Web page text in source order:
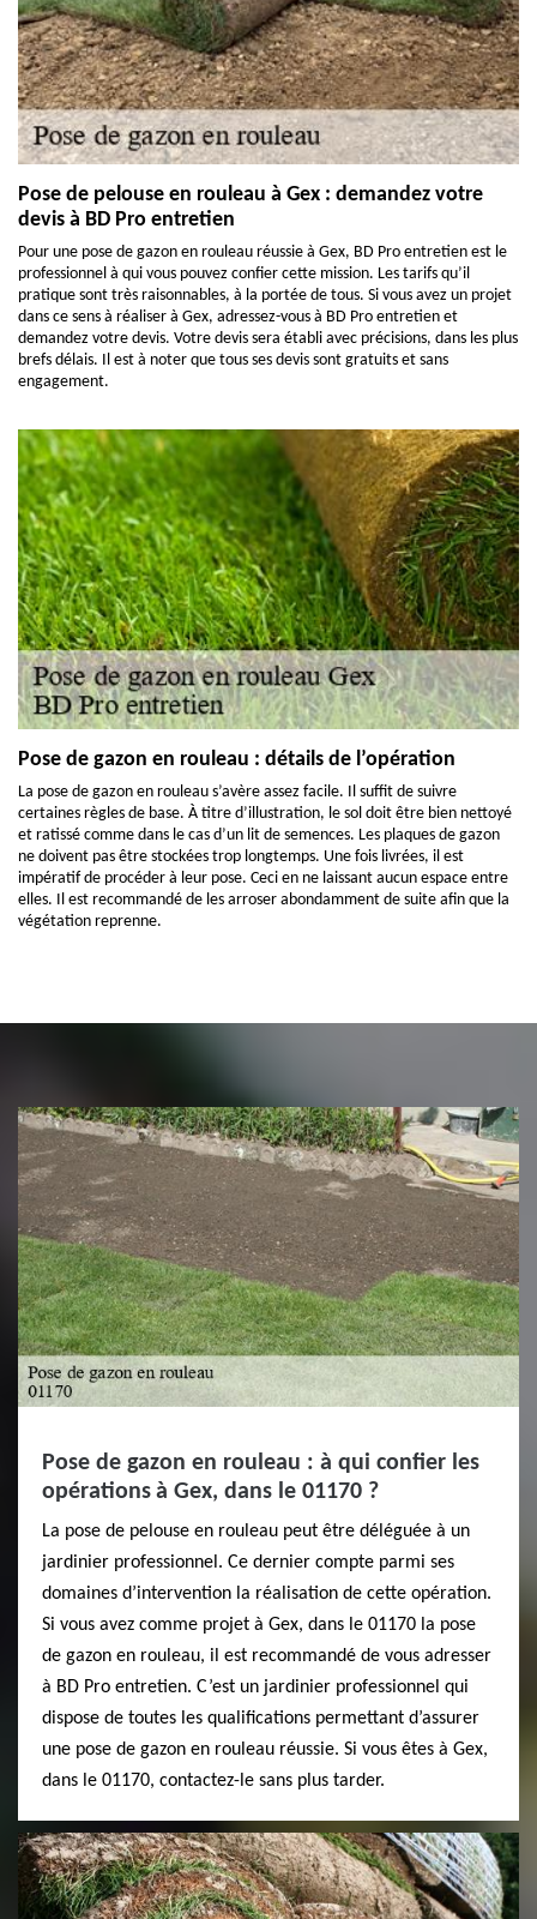
Pose de pelouse en rouleau à Gex : demandez votre
devis à BD Pro entretien
Pour une pose de gazon en rouleau réussie à Gex, BD Pro entretien est le
professionnel à qui vous pouvez confier cette mission. Les tarifs qu’il
pratique sont très raisonnables, à la portée de tous. Si vous avez un projet
dans ce sens à réaliser à Gex, adressez-vous à BD Pro entretien et
demandez votre devis. Votre devis sera établi avec précisions, dans les plus
brefs délais. Il est à noter que tous ses devis sont gratuits et sans
engagement.
Pose de gazon en rouleau : détails de l’opération
La pose de gazon en rouleau s’avère assez facile. Il suffit de suivre
certaines règles de base. À titre d’illustration, le sol doit être bien nettoyé
et ratissé comme dans le cas d’un lit de semences. Les plaques de gazon
ne doivent pas être stockées trop longtemps. Une fois livrées, il est
impératif de procéder à leur pose. Ceci en ne laissant aucun espace entre
elles. Il est recommandé de les arroser abondamment de suite afin que la
végétation reprenne.
Pose de gazon en rouleau : à qui confier les
opérations à Gex, dans le 01170 ?
La pose de pelouse en rouleau peut être déléguée à un
jardinier professionnel. Ce dernier compte parmi ses
domaines d’intervention la réalisation de cette opération.
Si vous avez comme projet à Gex, dans le 01170 la pose
de gazon en rouleau, il est recommandé de vous adresser
à BD Pro entretien. C’est un jardinier professionnel qui
dispose de toutes les qualifications permettant d’assurer
une pose de gazon en rouleau réussie. Si vous êtes à Gex,
dans le 01170, contactez-le sans plus tarder.